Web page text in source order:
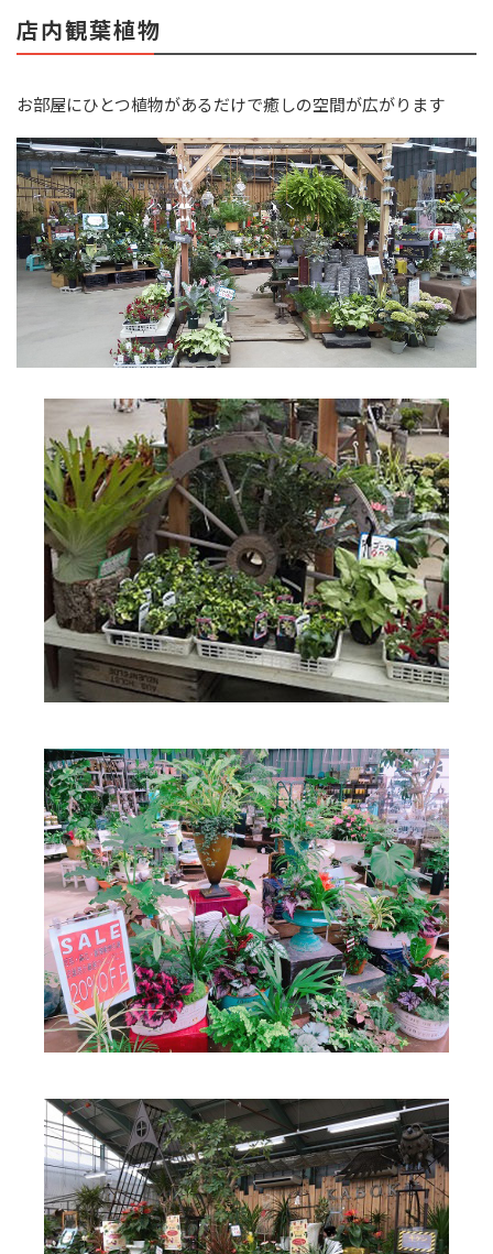
店内観葉植物
お部屋にひとつ植物があるだけで癒しの空間が広がります